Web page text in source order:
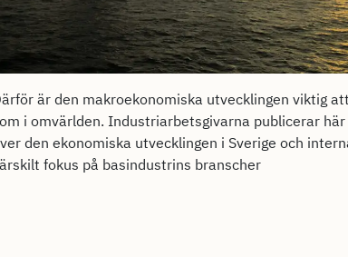
är den makroekonomiska utvecklingen viktig
i omvärlden. Industriarbetsgivarna publicerar
den ekonomiska utvecklingen i Sverige och
fokus på basindustrins branscher